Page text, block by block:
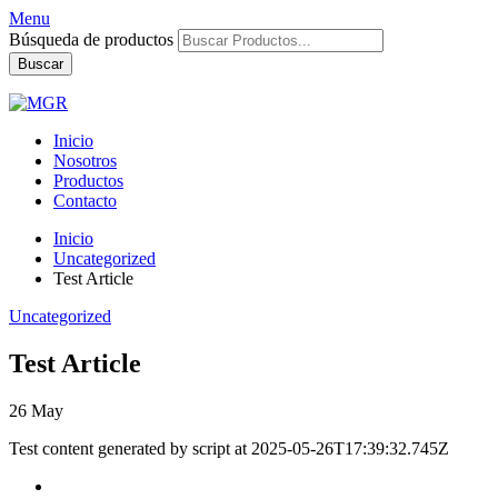
Menu
Búsqueda de productos
Buscar
Inicio
Nosotros
Productos
Contacto
Inicio
Uncategorized
Test Article
Uncategorized
Test Article
26 May
Test content generated by script at 2025-05-26T17:39:32.745Z